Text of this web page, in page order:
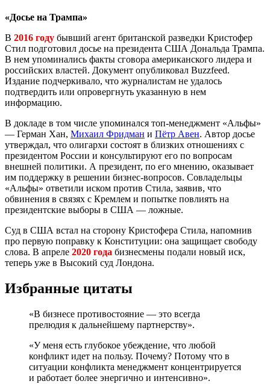
«Досье на Трампа»
В 2016 году бывший агент британской разведки Кристофер
Стил подготовил досье на президента США Дональда Трампа.
В нем упоминались факты сговора американского лидера и
российских властей. Документ опубликовал Buzzfeed.
Издание подчеркивало, что журналистам не удалось
подтвердить или опровергнуть указанную в нем
информацию.
В докладе в том числе упоминался топ-менеджмент «Альфы»
— Герман Хан, Михаил Фридман и Пётр Авен. Автор досье
утверждал, что олигархи состоят в близких отношениях с
президентом России и консультируют его по вопросам
внешней политики. А президент, по его мнению, оказывает
им поддержку в решении бизнес-вопросов. Совладельцы
«Альфы» ответили иском против Стила, заявив, что
обвинения в связях с Кремлем и попытке повлиять на
президентские выборы в США — ложные.
Суд в США встал на сторону Кристофера Стила, напомнив
про первую поправку к Конституции: она защищает свободу
слова. В апреле 2020 года бизнесмены подали новый иск,
теперь уже в Высокий суд Лондона.
Избранные цитаты
«В бизнесе противостояние — это всегда
прелюдия к дальнейшему партнерству».
«У меня есть глубокое убеждение, что любой
конфликт идет на пользу. Почему? Потому что в
ситуации конфликта менеджмент концентрируется
и работает более энергично и интенсивно».